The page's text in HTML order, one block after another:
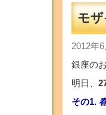
モ
2012年
銀座の
明日、
その1.